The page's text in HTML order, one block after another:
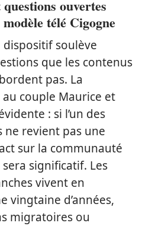
ouvertes
télé Cigogne
dispositif soulève
que les contenus
pas. La
couple Maurice et
: si l’un des
ne revient pas une
sur la communauté
sera significatif. Les
vivent en
vingtaine d’années,
migratoires ou